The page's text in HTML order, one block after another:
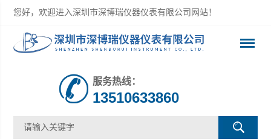
您好，欢迎进入深圳市深博瑞仪器仪表有限公司网站！
服务热线：
13510633860